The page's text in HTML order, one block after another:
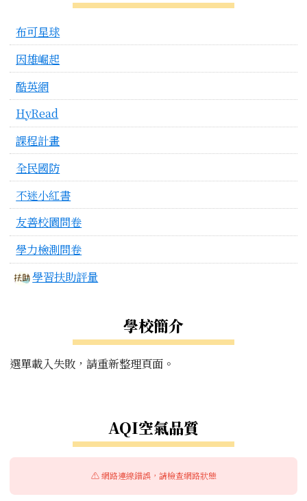
布可星球
因雄崛起
酷英網
HyRead
課程計畫
全民國防
不迷小紅書
友善校園問卷
學力檢測問卷
學習扶助評量
學校簡介
選單載入失敗，請重新整理頁面。
AQI空氣品質
⚠️ 網路連線錯誤，請檢查網路狀態